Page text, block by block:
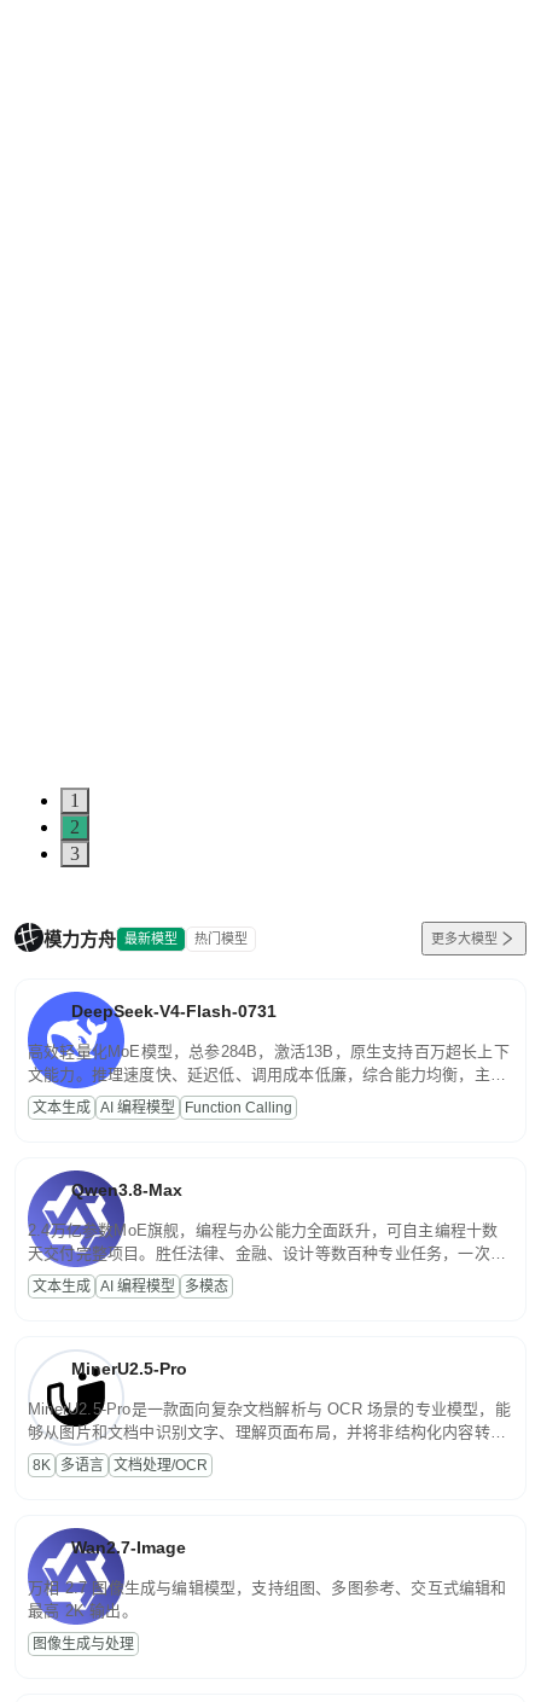
1
2
3
模力方舟 最新模型 热门模型 更多大模型
DeepSeek-V4-Flash-0731
高效轻量化MoE模型，总参284B，激活13B，原生支持百万超长上下
文能力。推理速度快、延迟低、调用成本低廉，综合能力均衡，主打
高并发、轻量化任务，适合日常对话、内容创作、基础 RAG、批量
文案处理等普惠刚需场景。
文本生成 AI 编程模型 Function Calling
Qwen3.8-Max
2.4万亿参数MoE旗舰，编程与办公能力全面跃升，可自主编程十数
天交付完整项目。胜任法律、金融、设计等数百种专业任务，一次对
话端到端交付生产级成果。原生视觉理解贯穿规划、执行与验证全流
程，支持超长文档与长视频的深度语义解析。长程任务中自主规划与
文本生成 AI 编程模型 多模态
MinerU2.5-Pro
MinerU2.5-Pro是一款面向复杂文档解析与 OCR 场景的专业模型，能
够从图片和文档中识别文字、理解页面布局，并将非结构化内容转换
为便于存储、检索和二次处理的结构化结果。
8K 多语言 文档处理/OCR
Wan2.7-Image
万相 2.7 图像生成与编辑模型，支持组图、多图参考、交互式编辑和
最高 2K 输出。
图像生成与处理